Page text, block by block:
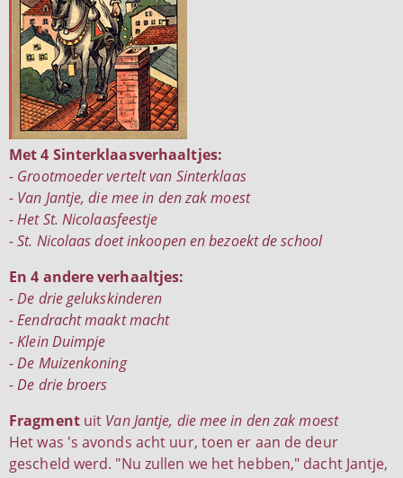
Met 4 Sinterklaasverhaaltjes:
- Grootmoeder vertelt van Sinterklaas
- Van Jantje, die mee in den zak moest
- Het St. Nicolaasfeestje
- St. Nicolaas doet inkoopen en bezoekt de school
En 4 andere verhaaltjes:
- De drie gelukskinderen
- Eendracht maakt macht
- Klein Duimpje
- De Muizenkoning
- De drie broers
Fragmentuit Van Jantje, die mee in den zak moest
Het was 's avonds acht uur, toen er aan de deur
gescheld werd. "Nu zullen we het hebben," dacht Jantje,